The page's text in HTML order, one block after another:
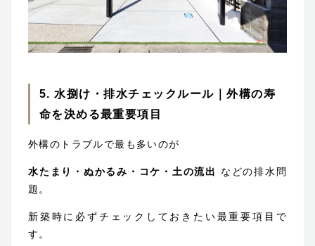
5. 水捌け・排水チェックルール｜外構の寿
命を決める最重要項目
外構のトラブルで最も多いのが
水たまり・ぬかるみ・コケ・土の流出
などの排水問
題。
新築時に必ずチェックしておきたい最重要項目で
す。